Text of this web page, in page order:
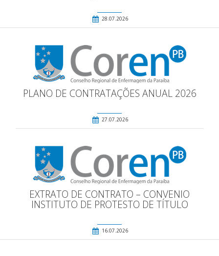
28.07.2026
PLANO DE CONTRATAÇÕES ANUAL 2026
27.07.2026
EXTRATO DE CONTRATO – CONVENIO
INSTITUTO DE PROTESTO DE TÍTULO
16.07.2026